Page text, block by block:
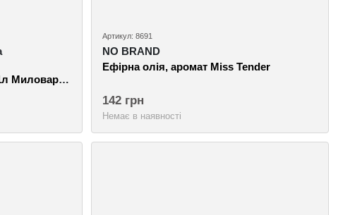
Миловарні
Артикул: 8691
NO BRAND
Ефірна олія, аромат Miss Tender
142 грн
Немає в наявності